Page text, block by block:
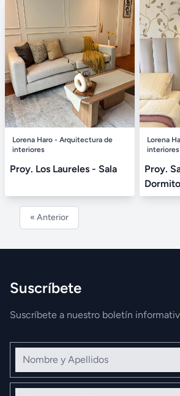
Lorena Haro - Arquitectura de
interiores
Proy. Los Laureles - Sala
Lorena
interiores
Proy.
« Anterior
Suscríbete
Suscríbete a nuestro boletín
Nombre y Apellidos
Correo electrónico